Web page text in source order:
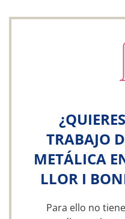
TRABAJO
METÁLICA
LLOR I
Para ello no